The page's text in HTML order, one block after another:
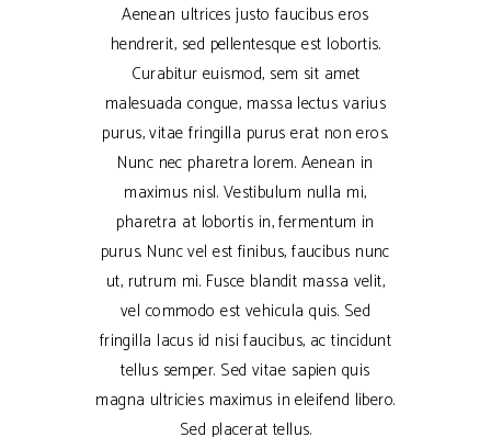
Aenean ultrices justo faucibus eros
hendrerit, sed pellentesque est lobortis.
Curabitur euismod, sem sit amet
malesuada congue, massa lectus varius
purus, vitae fringilla purus erat non eros.
Nunc nec pharetra lorem. Aenean in
maximus nisl. Vestibulum nulla mi,
pharetra at lobortis in, fermentum in
purus. Nunc vel est finibus, faucibus nunc
ut, rutrum mi. Fusce blandit massa velit,
vel commodo est vehicula quis. Sed
fringilla lacus id nisi faucibus, ac tincidunt
tellus semper. Sed vitae sapien quis
magna ultricies maximus in eleifend libero.
Sed placerat tellus.